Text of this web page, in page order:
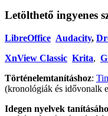
Letölthető ingyenes
LibreOffice Audacity,
XnView Classic Krita,
Történelemtanításhoz:
(kronológiák és idővonalk
Idegen nyelvek